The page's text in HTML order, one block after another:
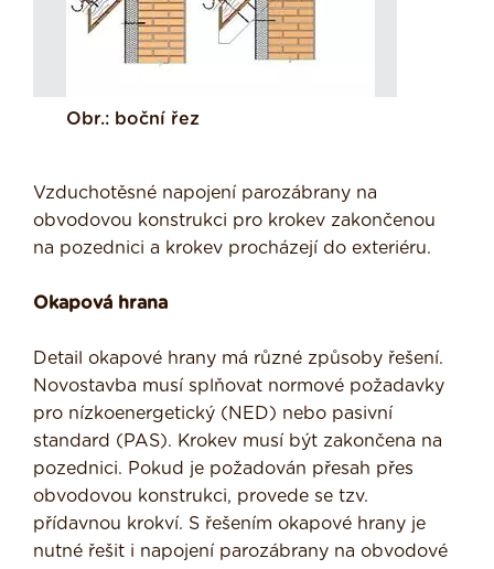
Obr.: boční řez
Vzduchotěsné napojení parozábrany na
obvodovou konstrukci pro krokev zakončenou
na pozednici a krokev procházejí do exteriéru.
Okapová hrana
Detail okapové hrany má různé způsoby řešení.
Novostavba musí splňovat normové požadavky
pro nízkoenergetický (NED) nebo pasivní
standard (PAS). Krokev musí být zakončena na
pozednici. Pokud je požadován přesah přes
obvodovou konstrukci, provede se tzv.
přídavnou krokví. S řešením okapové hrany je
nutné řešit i napojení parozábrany na obvodové